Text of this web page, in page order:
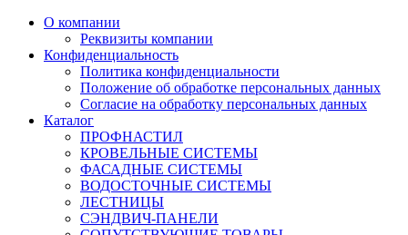
О компании
Реквизиты компании
Конфиденциальность
Политика конфиденциальности
Положение об обработке персональных данных
Согласие на обработку персональных данных
Каталог
ПРОФНАСТИЛ
КРОВЕЛЬНЫЕ СИСТЕМЫ
ФАСАДНЫЕ СИСТЕМЫ
ВОДОСТОЧНЫЕ СИСТЕМЫ
ЛЕСТНИЦЫ
СЭНДВИЧ-ПАНЕЛИ